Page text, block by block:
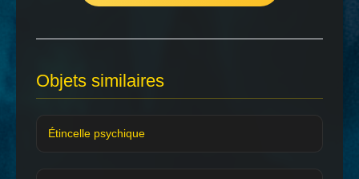
Objets similaires
Étincelle psychique